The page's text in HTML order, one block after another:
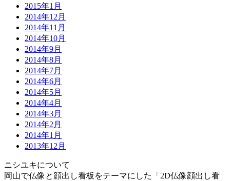
2015年1月
2014年12月
2014年11月
2014年10月
2014年9月
2014年8月
2014年7月
2014年6月
2014年5月
2014年4月
2014年3月
2014年2月
2014年1月
2013年12月
ニシユキについて
岡山で仏像と顔出し看板をテーマにした「2D仏像顔出し看